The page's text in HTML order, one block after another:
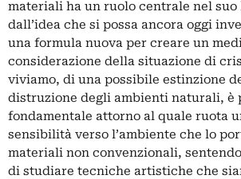
materiali ha un ruolo centrale nel
dall’idea che si possa ancora oggi
una formula nuova per creare un
considerazione della situazione di
viviamo, di una possibile estinzione
distruzione degli ambienti naturali, è
fondamentale attorno al quale ruota
sensibilità verso l’ambiente che lo
materiali non convenzionali,
di studiare tecniche artistiche che